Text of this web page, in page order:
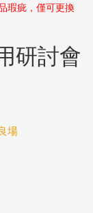
瑕疵，僅可更換
研討會
場